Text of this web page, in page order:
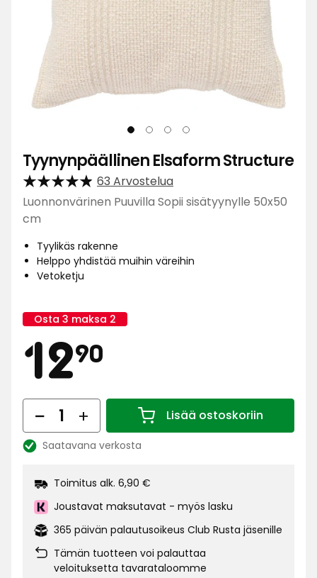
Tyynynpäällinen Elsaform Structure
63 Arvostelua
Luonnonvärinen Puuvilla Sopii sisätyynylle 50x50
cm
Tyylikäs rakenne
Helppo yhdistää muihin väreihin
Vetoketju
Kampanjan
Osta 3 maksa 2
Hinta
1290
€
Määrä Lisää ostoskoriin
Määrä 1
KatsoSaatavana verkosta
Toimitus alk. 6,90 €
Joustavat maksutavat - myös lasku
365 päivän palautusoikeus Club Rusta jäsenille
Tämän tuotteen voi palauttaa
veloituksetta tavarataloomme